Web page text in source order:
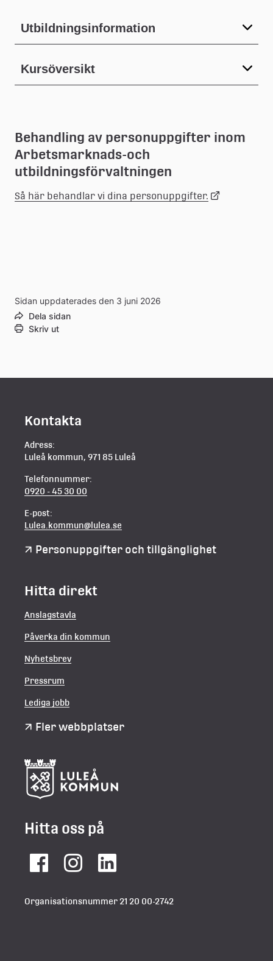
webbplats
Utbildningsinformation
Kursöversikt
Behandling av personuppgifter inom
Arbetsmarknads-och
utbildningsförvaltningen
Så här behandlar vi dina personuppgifter. Länk
Sidan uppdaterades den 3 juni 2026
Dela sidan
Skriv ut
Kontakta
Adress:
Luleå kommun, 971 85 Luleå
Telefonnummer:
0920 - 45 30 00
E-post:
Lulea.kommun@lulea.se
Personuppgifter och tillgänglighet
Hitta direkt
Anslagstavla
Påverka din kommun
Nyhetsbrev
Pressrum
Lediga jobb
Fler webbplatser
Hitta oss på
FacebookInstagramLinkedIn
Organisationsnummer 21 20 00-2742